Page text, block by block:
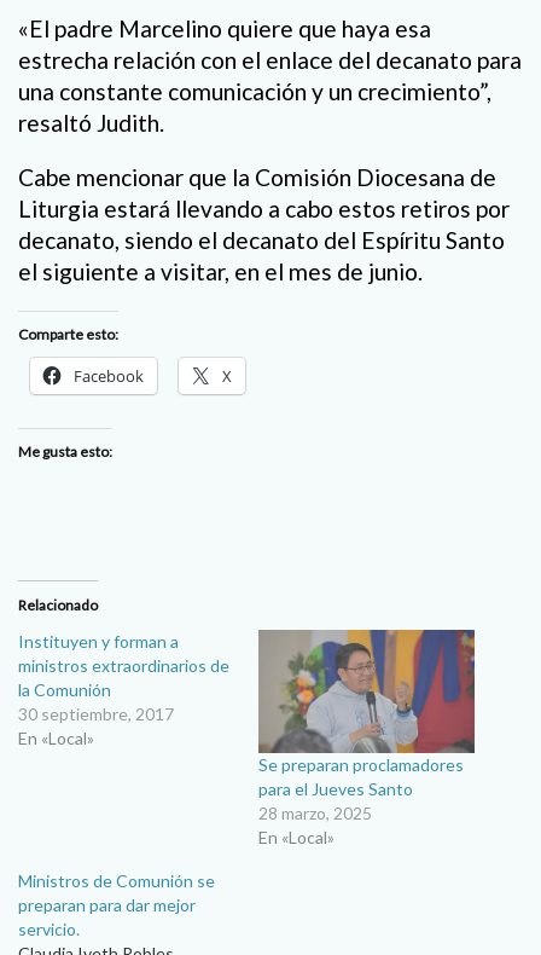
«El padre Marcelino quiere que haya esa
estrecha relación con el enlace del decanato para
una constante comunicación y un crecimiento”,
resaltó Judith.
Cabe mencionar que la Comisión Diocesana de
Liturgia estará llevando a cabo estos retiros por
decanato, siendo el decanato del Espíritu Santo
el siguiente a visitar, en el mes de junio.
Comparte esto:
Facebook X
Me gusta esto:
Relacionado
Instituyen y forman a
ministros extraordinarios de
la Comunión
30 septiembre, 2017
En «Local»
Se preparan proclamadores
para el Jueves Santo
28 marzo, 2025
En «Local»
Ministros de Comunión se
preparan para dar mejor
servicio.